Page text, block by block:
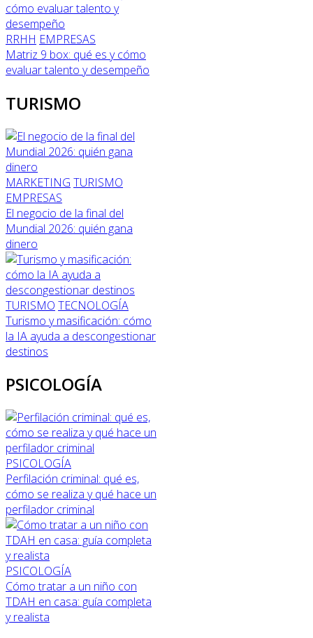
RRHH EMPRESAS
Matriz 9 box: qué es y cómo
evaluar talento y desempeño
TURISMO
MARKETING TURISMO
EMPRESAS
El negocio de la final del
Mundial 2026: quién gana
dinero
TURISMO TECNOLOGÍA
Turismo y masificación: cómo
la IA ayuda a descongestionar
destinos
PSICOLOGÍA
PSICOLOGÍA
Perfilación criminal: qué es,
cómo se realiza y qué hace un
perfilador criminal
PSICOLOGÍA
Cómo tratar a un niño con
TDAH en casa: guía completa
y realista